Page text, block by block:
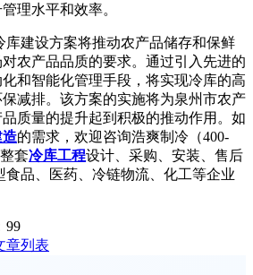
理水平和效率。
库建设方案将推动农产品储存和保鲜
农产品品质的要求。通过引入先进的
和智能化管理手段，将实现冷库的高
减排。该方案的实施将为泉州市农产
质量的提升起到积极的推动作用。如
造的需求，欢迎咨询浩爽制冷（400-
套冷库工程设计、采购、安装、售后
食品、医药、冷链物流、化工等企业
99
章列表